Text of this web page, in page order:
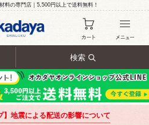
料の専門店｜5,500円以上で送料無料！
検索
】地震による配送の影響について